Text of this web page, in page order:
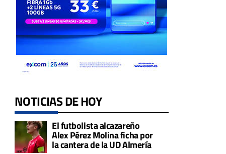
NOTICIAS DE HOY
El futbolista alcazareño
Alex Pérez Molina ficha por
la cantera de la UD Almería